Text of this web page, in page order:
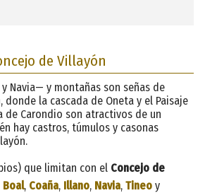
de Villayón
Navia— y montañas son señas de
la cascada de Oneta y el Paisaje
de Carondio son atractivos de un
hay castros, túmulos y casonas
que limitan con el Concejo de
Boal, Coaña, Illano, Navia, Tineo y